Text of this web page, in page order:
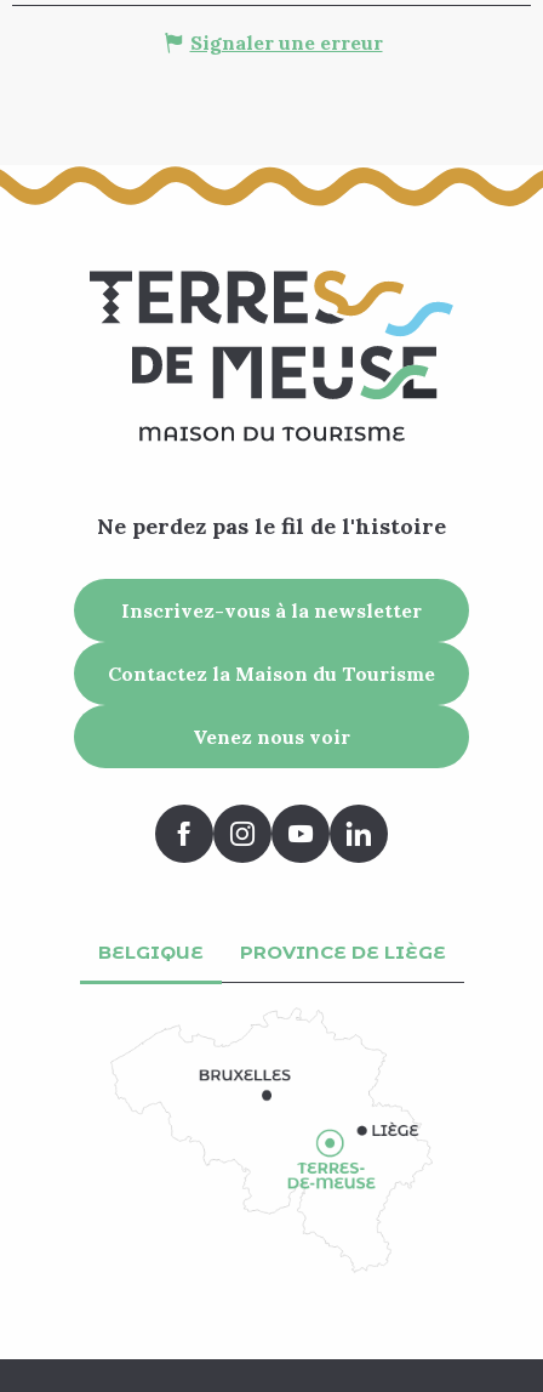
Signaler une erreur
Ne perdez pas le fil de l'histoire
Inscrivez-vous à la newsletter
Contactez la Maison du Tourisme
Venez nous voir
BELGIQUE PROVINCE DE LIÈGE